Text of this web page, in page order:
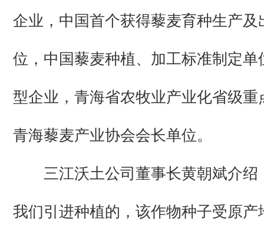
企业，中国首个获得藜麦育种生产及
位，中国藜麦种植、加工标准制定单
型企业，青海省农牧业产业化省级重
青海藜麦产业协会会长单位。
三江沃土公司董事长黄朝斌介绍
我们引进种植的，该作物种子受原产